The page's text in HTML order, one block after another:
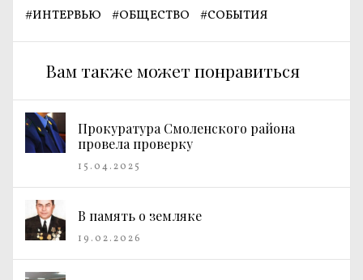
#ИНТЕРВЬЮ #ОБЩЕСТВО #СОБЫТИЯ
Вам также может понравиться
Прокуратура Смоленского района
провела проверку
15.04.2025
В память о земляке
19.02.2026